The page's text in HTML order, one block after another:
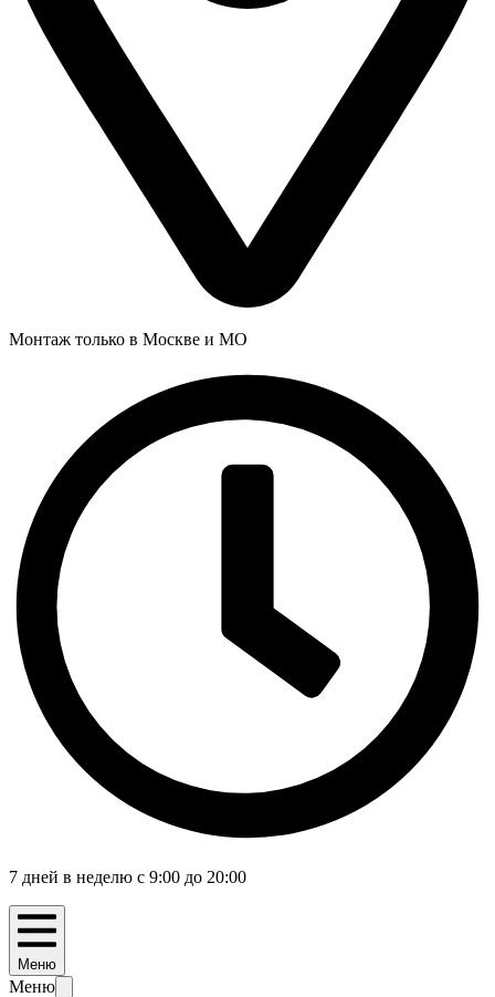
Монтаж только в Москве и МО
7 дней в неделю с 9:00 до 20:00
Меню
Меню